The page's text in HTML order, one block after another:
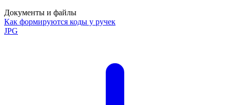
Документы и файлы
Как формируются коды у ручек
JPG